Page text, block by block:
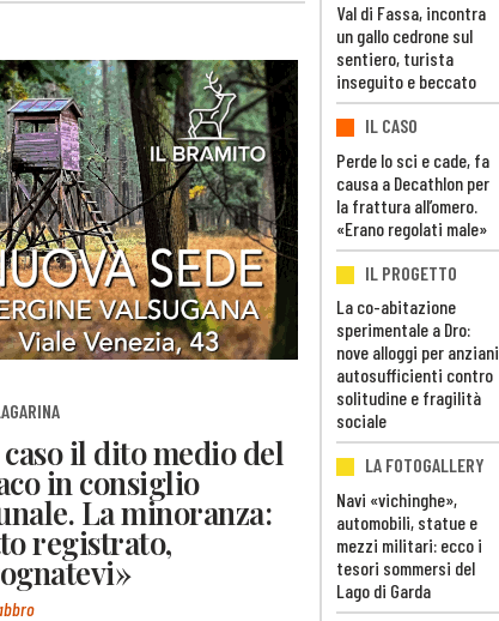
il dito medio del
in consiglio
La minoranza:
registrato,
Val di Fassa, incontra
un gallo cedrone sul
sentiero, turista
inseguito e beccato
IL CASO
Perde lo sci e cade, fa
causa a Decathlon per
la frattura all’omero.
«Erano regolati male»
IL PROGETTO
La co-abitazione
sperimentale a Dro:
nove alloggi per anziani
autosufficienti contro
solitudine e fragilità
sociale
LA FOTOGALLERY
Navi «vichinghe»,
automobili, statue e
mezzi militari: ecco i
tesori sommersi del
Lago di Garda